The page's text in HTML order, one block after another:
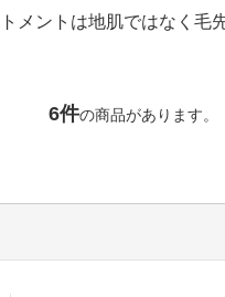
トメントは地肌ではなく毛
6件の商品があります。